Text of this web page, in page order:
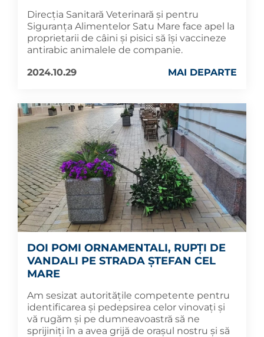
Direcția Sanitară Veterinară și pentru
Siguranța Alimentelor Satu Mare face apel la
proprietarii de câini și pisici să își vaccineze
antirabic animalele de companie.
2024.10.29
MAI DEPARTE
DOI POMI ORNAMENTALI, RUPȚI DE
VANDALI PE STRADA ȘTEFAN CEL
MARE
Am sesizat autoritățile competente pentru
identificarea și pedepsirea celor vinovați și
vă rugăm și pe dumneavoastră să ne
sprijiniți în a avea grijă de orașul nostru și să